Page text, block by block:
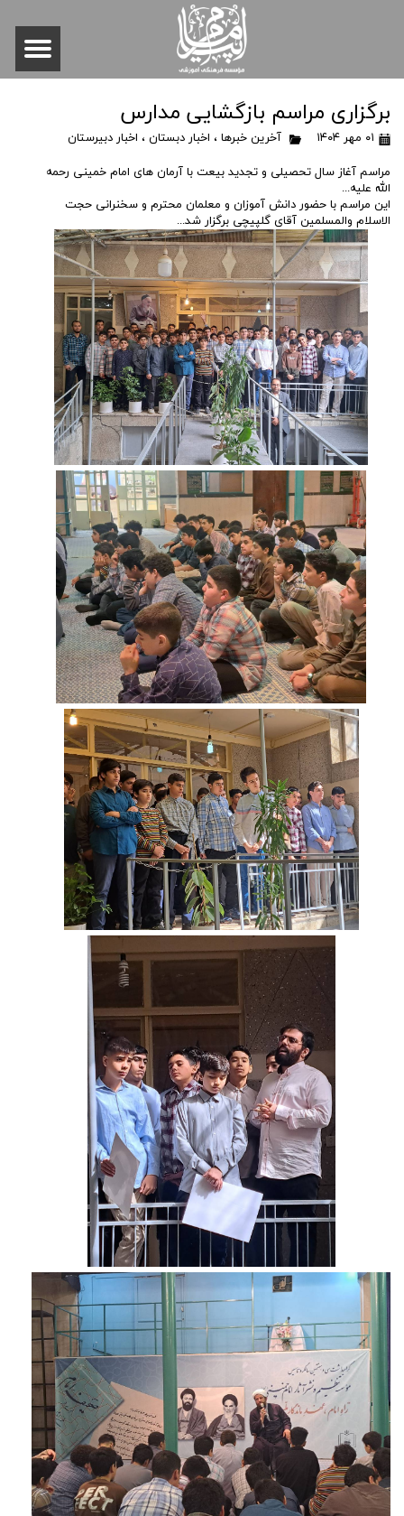
برگزاری مراسم بازگشایی مدارس
۰۱ مهر ۱۴۰۴ آخرین خبرها ، اخبار دبستان ، اخبار دبیرستان
مراسم آغاز سال تحصیلی و تجدید بیعت با آرمان های امام خمینی رحمه
الله علیه...
این مراسم با حضور دانش آموزان و معلمان محترم و سخنرانی حجت
الاسلام والمسلمین آقای گلپیچی برگزار شد...